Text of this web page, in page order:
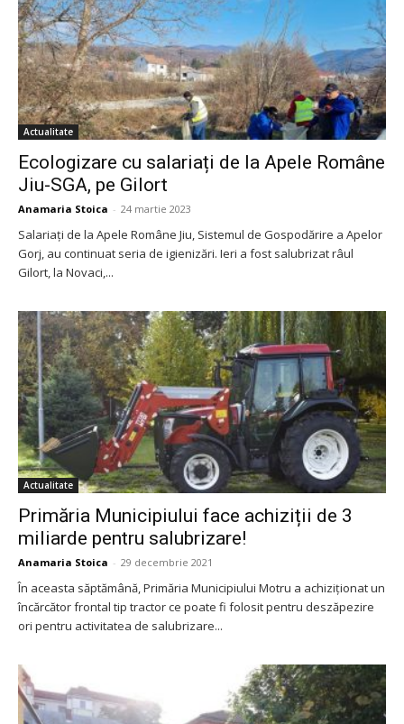
Actualitate
Ecologizare cu salariați de la Apele Române
Jiu-SGA, pe Gilort
Anamaria Stoica - 24 martie 2023
Salariați de la Apele Române Jiu, Sistemul de Gospodărire a Apelor
Gorj, au continuat seria de igienizări. Ieri a fost salubrizat râul
Gilort, la Novaci,...
Actualitate
Primăria Municipiului face achiziții de 3
miliarde pentru salubrizare!
Anamaria Stoica - 29 decembrie 2021
În aceasta săptămână, Primăria Municipiului Motru a achiziționat un
încărcător frontal tip tractor ce poate fi folosit pentru deszăpezire
ori pentru activitatea de salubrizare...